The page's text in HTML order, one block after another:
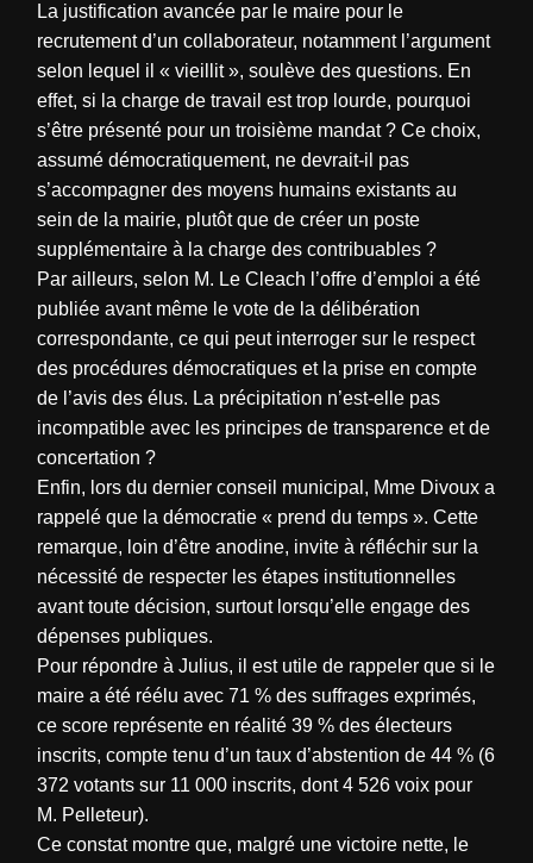
La justification avancée par le maire pour le
recrutement d’un collaborateur, notamment l’argument
selon lequel il « vieillit », soulève des questions. En
effet, si la charge de travail est trop lourde, pourquoi
s’être présenté pour un troisième mandat ? Ce choix,
assumé démocratiquement, ne devrait-il pas
s’accompagner des moyens humains existants au
sein de la mairie, plutôt que de créer un poste
supplémentaire à la charge des contribuables ?
Par ailleurs, selon M. Le Cleach l’offre d’emploi a été
publiée avant même le vote de la délibération
correspondante, ce qui peut interroger sur le respect
des procédures démocratiques et la prise en compte
de l’avis des élus. La précipitation n’est-elle pas
incompatible avec les principes de transparence et de
concertation ?
Enfin, lors du dernier conseil municipal, Mme Divoux a
rappelé que la démocratie « prend du temps ». Cette
remarque, loin d’être anodine, invite à réfléchir sur la
nécessité de respecter les étapes institutionnelles
avant toute décision, surtout lorsqu’elle engage des
dépenses publiques.
Pour répondre à Julius, il est utile de rappeler que si le
maire a été réélu avec 71 % des suffrages exprimés,
ce score représente en réalité 39 % des électeurs
inscrits, compte tenu d’un taux d’abstention de 44 % (6
372 votants sur 11 000 inscrits, dont 4 526 voix pour
M. Pelleteur).
Ce constat montre que, malgré une victoire nette, le